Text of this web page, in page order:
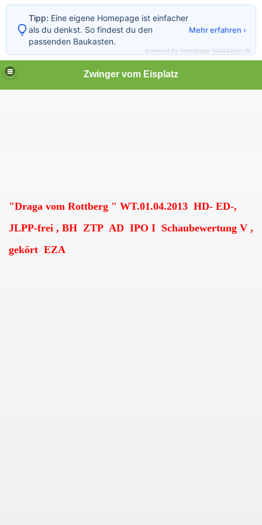
Zwinger vom Eisplatz
"Draga vom Rottberg " WT.01.04.2013 HD- ED-,
JLPP-frei , BH ZTP AD IPO I Schaubewertung V ,
gekört EZA
Tipp: Eine eigene Homepage ist einfacher
als du denkst. So findest du den
passenden Baukasten.
Mehr erfahren ›
powered by homepage-baukasten.de